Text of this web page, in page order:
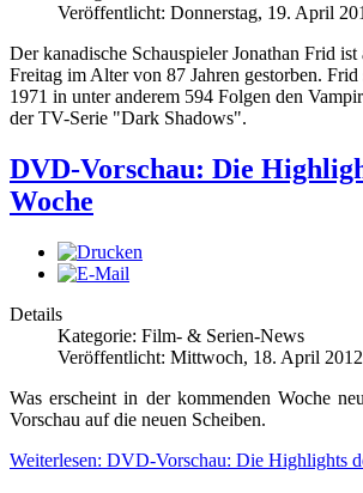
Veröffentlicht: Donnerstag, 19. April
Der kanadische Schauspieler Jonathan Frid ist
Freitag im Alter von 87 Jahren gestorben.
1971 in unter anderem 594 Folgen den
der TV-Serie "Dark Shadows".
DVD-Vorschau: Die
Woche
Details
Kategorie: Film- & Serien-News
Veröffentlicht: Mittwoch, 18. April
Was erscheint in der kommenden Woche
Vorschau auf die neuen Scheiben.
Weiterlesen: DVD-Vorschau: Die Highlights